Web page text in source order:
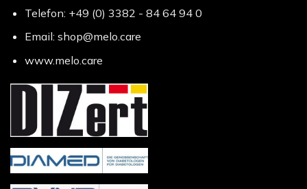
Telefon: +49 (0) 3382 - 84 64 94 0
Email: shop@melo.care
www.melo.care